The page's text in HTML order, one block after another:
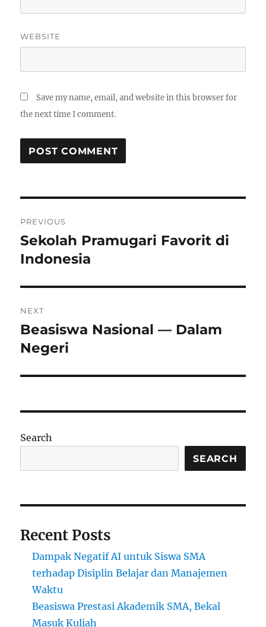
WEBSITE
Save my name, email, and website in this browser for
the next time I comment.
navigation
PREVIOUS
Previous
post:
Sekolah Pramugari Favorit di
Indonesia
NEXT
Next
post:
Beasiswa Nasional — Dalam
Negeri
Search
SEARCH
Recent Posts
Dampak Negatif AI untuk Siswa SMA
terhadap Disiplin Belajar dan Manajemen
Waktu
Beasiswa Prestasi Akademik SMA, Bekal
Masuk Kuliah